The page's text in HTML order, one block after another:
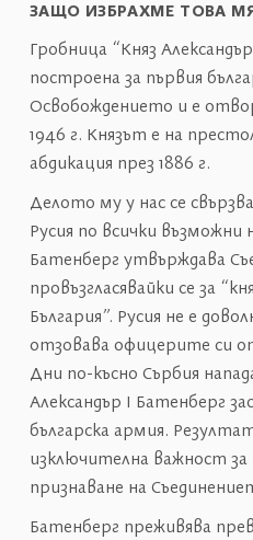
ЗАЩО ИЗБРАХМЕ ТОВА
Гробница “Княз
построена за първия
Освобождението и е
1946 г. Князът е на
абдикация през 1886 г.
Делото му у нас се
Русия по всички възможни
Батенберг утвърждава
провъзгласявайки се за
България”. Русия не е
отзовава офицерите си
Дни по-късно Сърбия
Александър І Батенберг
българска армия.
изключителна важност
признаване на
Батенберг преживява